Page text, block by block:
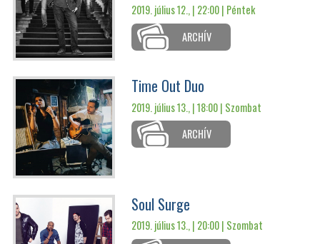
2019. július 12., | 22:00 | Péntek
ARCHÍV
Time Out Duo
2019. július 13., | 18:00 | Szombat
ARCHÍV
Soul Surge
2019. július 13., | 20:00 | Szombat